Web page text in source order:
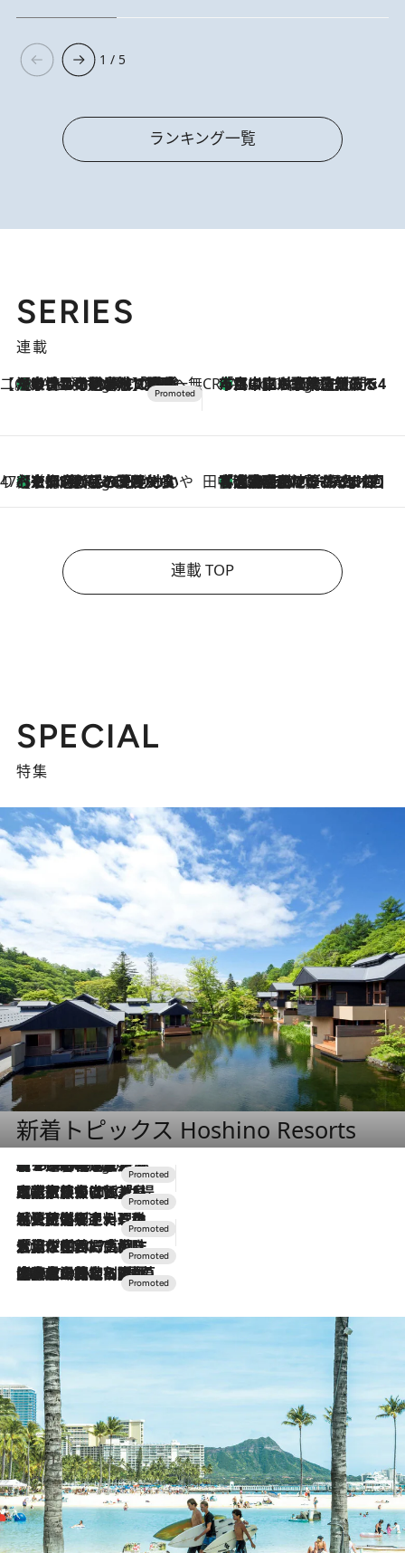
1 / 5
ランキング一覧
SERIES
連載
【CREA×星野リゾート】唯一無二。癒しと発見が待つ場所へ
6 Hours Ago
【トンボの足水浴】ヒノキの香りに包まれて涼感マックス！約13℃の湧水かけ流しを避暑地「星野温泉 トンボの湯」で体験 CREA'S CHOICE
8 Hours Ago
「立川にも歌舞伎があるんだよ」 片岡仁左衛門・市川中車ら豪華座組みで4年目の立川立飛歌舞伎へ
47都道府県の手みやげ ひんやりスイーツで夏を満喫
8 Hours Ago
【京都府】この夏絶対食べたい 冷やしておいしいおやつ3選 ひと口目から心を掴む新緑のテリーヌ 田中稲の勝手に再ブーム
2026.8.7
「湘南乃風に憧れて」観客大盛上がりの“タオル回し”に、ラッパー顔負けの高速歌唱まで…さだまさし（74）のアグレッシブすぎる現在地
連載 TOP
SPECIAL
特集
新着トピックス Hoshino Resorts
6 Hours Ago
【トンボの足水浴】ヒノキの香りに包まれて涼感マックス！約13℃の湧水かけ流しを避暑地「星野温泉 トンボの湯」で体験
2026.7.31
【ホテル帰省】という選択肢をOMOが提案。家族とほどよい距離を保つには「昼は実家、夜は気兼ねなくホテルで！」
2026.7.24
【夏限定ディナーコース】旬を迎える稚鮎や花ズッキーニなどをイタリア・トスカーナの郷土料理の手法で満喫！
2026.7.17
「土佐和ハーブかき氷」がOMO7高知に登場！生姜、山椒、大葉など目にも舌にも涼を呼ぶ郷土の味
2026.7.10
NEW OPEN！【界 草津】名湯の地に誕生。趣の異なる2種の温泉と上州ならではの会席・蕎麦割烹など美食を味わう究極の癒やし旅